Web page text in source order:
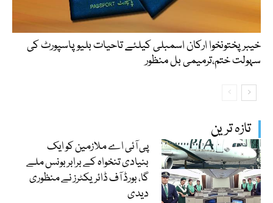
تازہ ترین
پی آئی اے ملازمین کو ایک
بنیادی تنخواہ کے برابر بونس ملے
گا، بورڈ آف ڈائریکٹرز نے منظوری
دیدی
خیبرپختونخوا ارکان اسمبلی کیلئے تاحیات بلیو پاسپورٹ کی
سہولت ختم،ترمیمی بل منظور